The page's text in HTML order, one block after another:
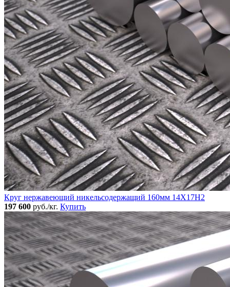
Круг нержавеющий никельсодержащий 160мм 14Х17Н2
197 600 руб./кг. Купить